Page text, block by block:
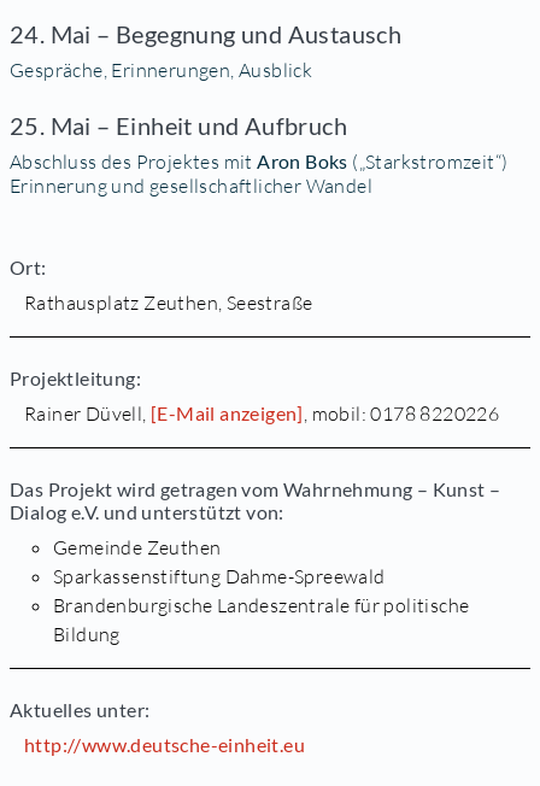
24. Mai – Begegnung und Austausch
Gespräche, Erinnerungen, Ausblick
25. Mai – Einheit und Aufbruch
Abschluss des Projektes mitAron Boks („Starkstromzeit“)
Erinnerung und gesellschaftlicher Wandel
Ort:
Rathausplatz Zeuthen, Seestraße
Projektleitung:
Rainer Düvell, [E-Mail anzeigen], mobil: 0178 8220226
Das Projekt wird getragen vom Wahrnehmung – Kunst –
Dialog e.V. und unterstützt von:
Gemeinde Zeuthen
Sparkassenstiftung Dahme-Spreewald
Brandenburgische Landeszentrale für politische
Bildung
Aktuelles unter:
http://www.deutsche-einheit.eu